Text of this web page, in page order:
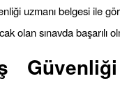
uzmanı belgesi ile
olan sınavda başarılı
Güvenliği